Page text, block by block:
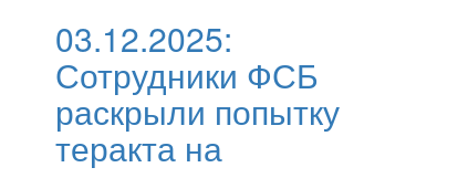
03.12.2025:
Сотрудники ФСБ
раскрыли попытку
теракта на